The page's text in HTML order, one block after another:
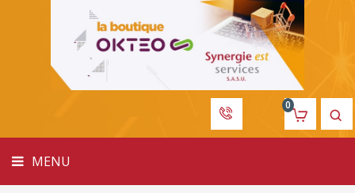
0
MENU